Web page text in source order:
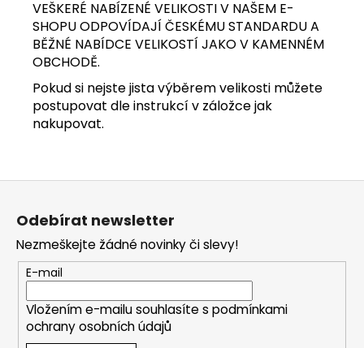
VEŠKERÉ NABÍZENÉ VELIKOSTI V NAŠEM E-
SHOPU ODPOVÍDAJÍ ČESKÉMU STANDARDU A
BĚŽNÉ NABÍDCE VELIKOSTÍ JAKO V KAMENNÉM
OBCHODĚ.
Pokud si nejste jista výběrem velikosti můžete
postupovat dle instrukcí v záložce jak
nakupovat.
Z
Odebírat newsletter
Nezmeškejte žádné novinky či slevy!
E-mail
Vložením e-mailu souhlasíte s podmínkami
ochrany osobních údajů